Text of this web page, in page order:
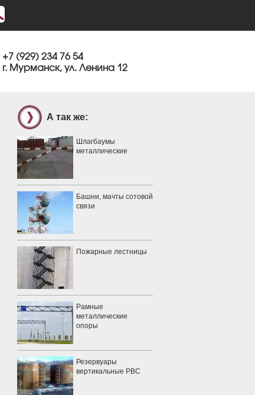
+7 (929) 234 76 54
г. Мурманск, ул. Ленина 12
А так же:
Шлагбаумы
металлические
Башни, мачты сотовой
связи
Пожарные лестницы
Рамные
металлические
опоры
Резервуары
вертикальные РВС